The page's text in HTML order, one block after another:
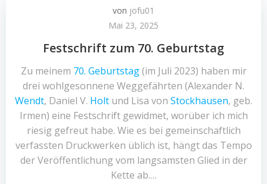
von jofu01
Mai 23, 2025
Festschrift zum 70. Geburtstag
Zu meinem 70. Geburtstag(im Juli 2023) haben mir
drei wohlgesonnene Weggefährten (Alexander N.
Wendt, Daniel V. Holt und Lisa von Stockhausen, geb.
Irmen) eine Festschrift gewidmet, worüber ich mich
riesig gefreut habe. Wie es bei gemeinschaftlich
verfassten Druckwerken üblich ist, hängt das Tempo
der Veröffentlichung vom langsamsten Glied in der
Kette ab.…